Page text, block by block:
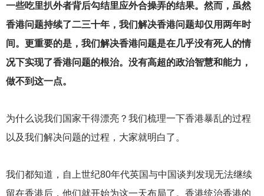
一些吃里扒外者背后勾结里应外合操弄的结果。然而，虽然
香港问题持续了二三十年，我们解决香港问题却仅用两年时
间。更重要的是，我们解决香港问题是在几乎没有死人的情
况下实现了香港问题的根治。没有高超的政治智慧和能力，
做不到这一点。
为什么说我们国家干得漂亮？我们梳理一下香港暴乱的过程
以及我们解决问题的过程，大家就明白了。
我们都知道，自上世纪80年代英国与中国谈判发现无法继续
留在香港后，他们就开始为这一天布局了。香港统治香港的